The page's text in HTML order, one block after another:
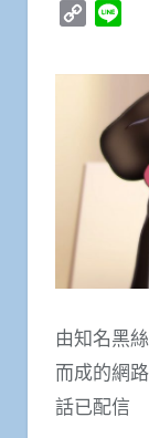
Copy
由知名黑
而成的網
話已配信